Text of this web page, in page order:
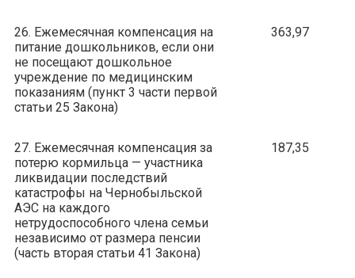
26. Ежемесячная компенсация на
питание дошкольников, если они
не посещают дошкольное
учреждение по медицинским
показаниям (пункт 3 части первой
статьи 25 Закона)
363,97
27. Ежемесячная компенсация за
потерю кормильца — участника
ликвидации последствий
катастрофы на Чернобыльской
АЭС на каждого
нетрудоспособного члена семьи
независимо от размера пенсии
(часть вторая статьи 41 Закона)
187,35